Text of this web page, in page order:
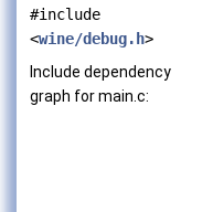
#include
<wine/debug.h>
Include dependency
graph for main.c: